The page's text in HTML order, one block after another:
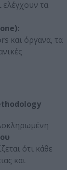
ελέγχουν τα
και όργανα, τα
ότι κάθε
και